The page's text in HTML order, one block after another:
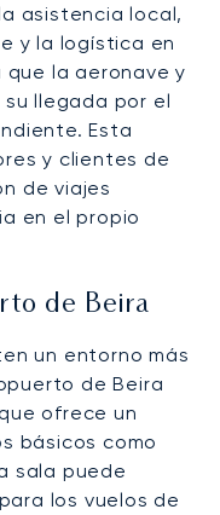
asistencia local,
y la logística en
la aeronave y
llegada por el
Esta
y clientes de
de viajes
en el propio
de Beira
un entorno más
de Beira
ofrece un
básicos como
sala puede
los vuelos de